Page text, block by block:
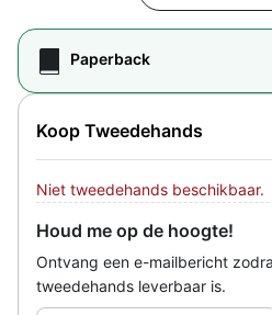
Paperback
Koop Tweedehands
Niet tweedehands beschikbaar.
Houd me op de hoogte!
Ontvang een e-mailbericht
tweedehands leverbaar is.